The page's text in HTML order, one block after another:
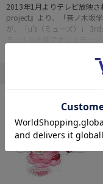
2013年1月よりテレビ放映
project』より、「音ノ木坂
が、「μ's（ミューズ）」
パール塗装で仕上げておりま
た、頭部のリボン、ブレス
る魅力にあふれています。
さらに、ベースにもこだわ
子をリアルに再！
さらに、ハイビスカスを彩
同じく2年生の「南ことり」
幼馴染3人が一緒に並ぶ姿を
" ラブライブ！ "の他の